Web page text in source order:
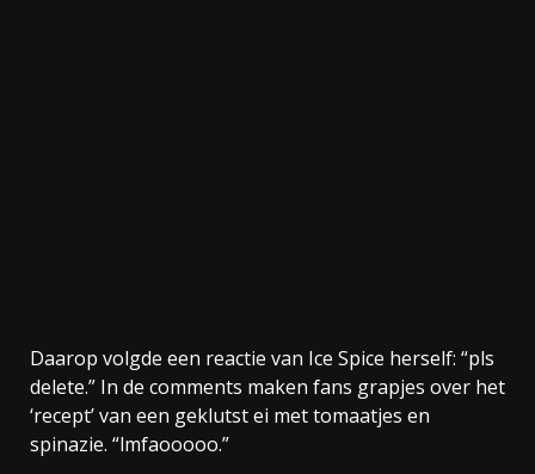
Daarop volgde een reactie van Ice Spice herself: “pls
delete.” In de comments maken fans grapjes over het
‘recept’ van een geklutst ei met tomaatjes en
spinazie. “lmfaooooo.”